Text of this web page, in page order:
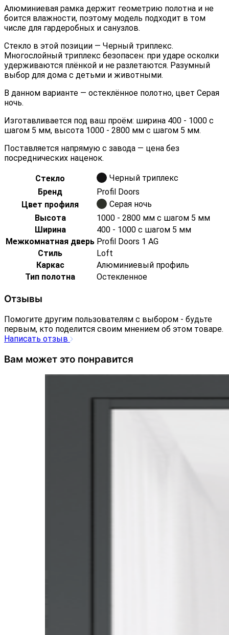
Алюминиевая рамка держит геометрию полотна и не
боится влажности, поэтому модель подходит в том
числе для гардеробных и санузлов.
Стекло в этой позиции — Черный триплекс.
Многослойный триплекс безопасен: при ударе осколки
удерживаются плёнкой и не разлетаются. Разумный
выбор для дома с детьми и животными.
В данном варианте — остеклённое полотно, цвет Серая
ночь.
Изготавливается под ваш проём: ширина 400 - 1000 с
шагом 5 мм, высота 1000 - 2800 мм с шагом 5 мм.
Поставляется напрямую с завода — цена без
посреднических наценок.
Стекло
Черный триплекс
Бренд
Profil Doors
Цвет профиля
Серая ночь
Высота
1000 - 2800 мм с шагом 5 мм
Ширина
400 - 1000 с шагом 5 мм
Межкомнатная дверь Profil Doors 1 AG
Стиль
Loft
Каркас
Алюминиевый профиль
Тип полотна
Остекленное
Отзывы
Помогите другим пользователям с выбором - будьте
первым, кто поделится своим мнением об этом товаре.
Написать отзыв
Вам может это понравится